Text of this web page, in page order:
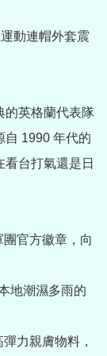
動連帽外套震
的英格蘭代表隊
自 1990 年代的
台打氣還是日
官方徽章，向
地潮濕多雨的
力親膚物料，